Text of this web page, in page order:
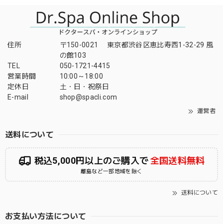
住所
〒150-0021 東京都渋谷区恵比寿西1-32-29 風
の館103
TEL
050-1721-4415
営業時間
10:00～18:00
定休日
土・日・祝祭日
E-mail
shop@spacli.com
運営者
送料について
税込5,000円以上のご購入で全国送料無料
離島など一部地域を除く
送料について
お支払い方法について